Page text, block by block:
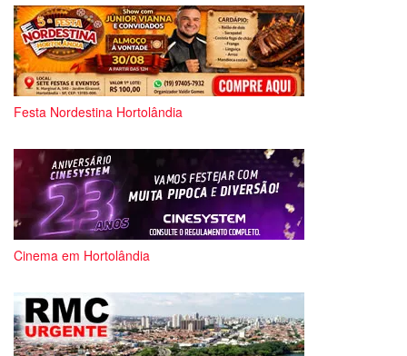
Festa Nordestina Hortolândia
Cinema em Hortolândia